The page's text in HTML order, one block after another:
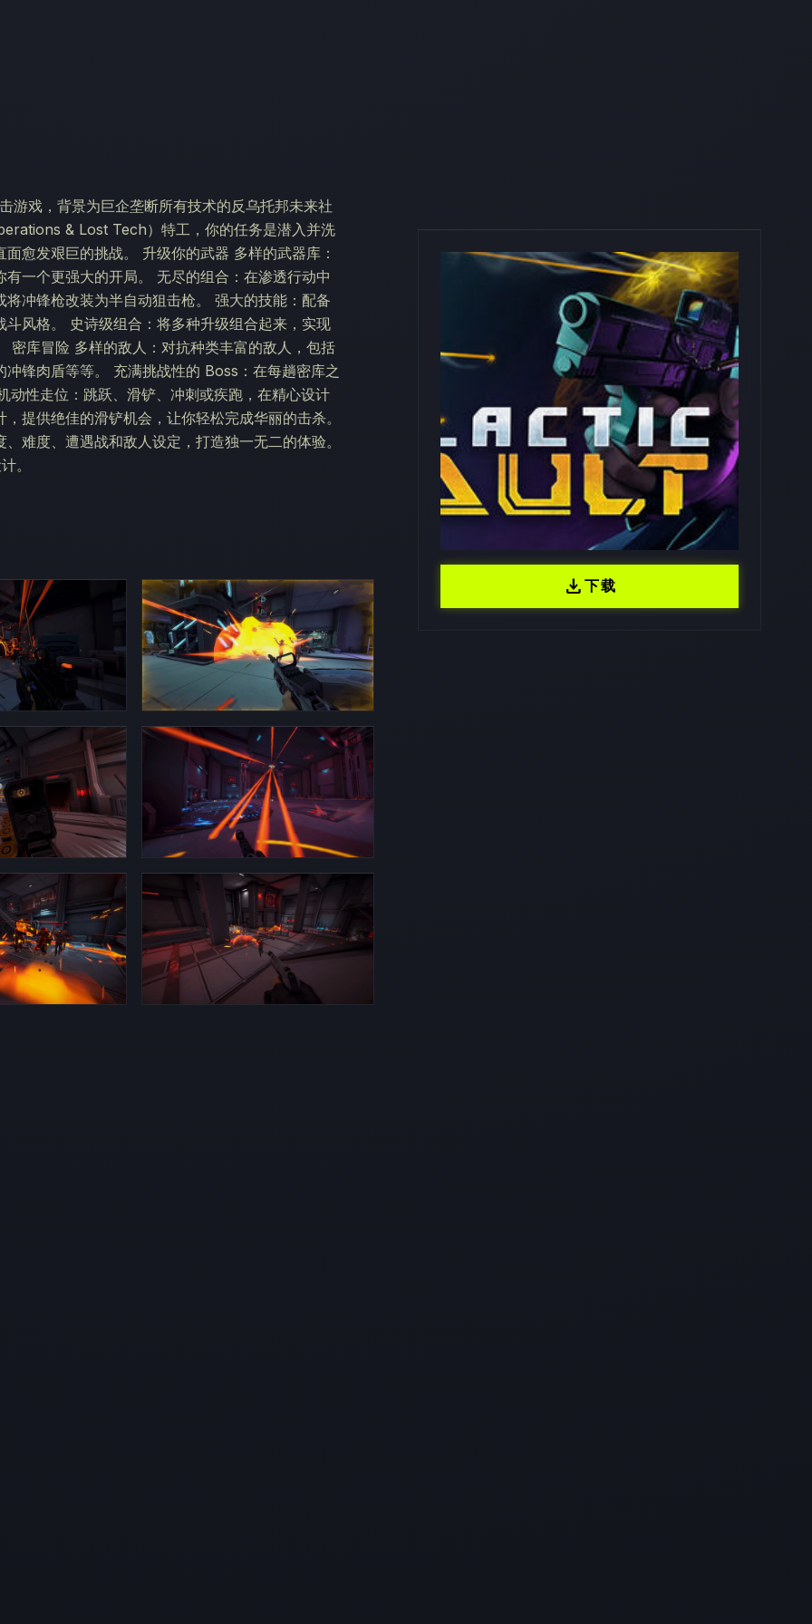
游戏，背景为巨企垄断所有技术的反乌托邦未来社
& Lost Tech）特工，你的任务是潜入并洗
愈发艰巨的挑战。 升级你的武器 多样的武器库：
一个更强大的开局。 无尽的组合：在渗透行动中
冲锋枪改装为半自动狙击枪。 强大的技能：配备
风格。 史诗级组合：将多种升级组合起来，实现
密库冒险 多样的敌人：对抗种类丰富的敌人，包括
锋肉盾等等。 充满挑战性的 Boss：在每趟密库之
性走位：跳跃、滑铲、冲刺或疾跑，在精心设计
提供绝佳的滑铲机会，让你轻松完成华丽的击杀。
难度、遭遇战和敌人设定，打造独一无二的体验。
。
download下载